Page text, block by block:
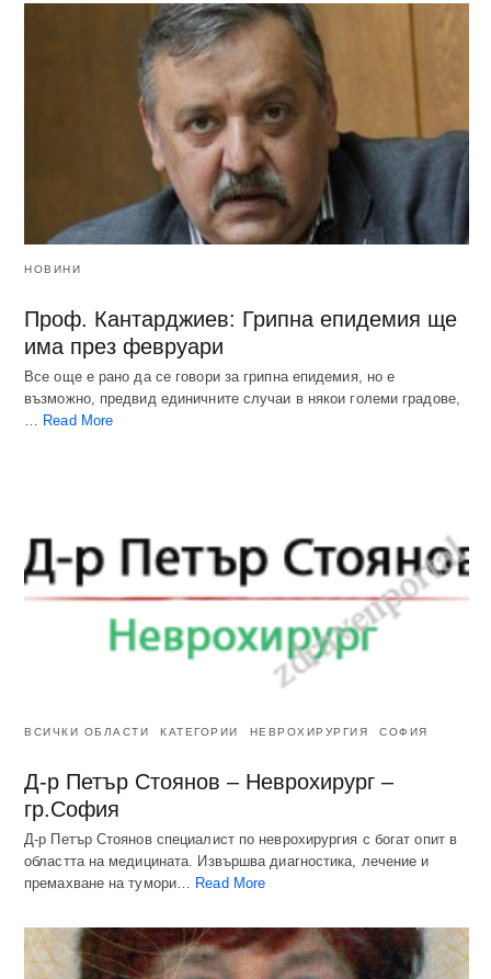
НОВИНИ
Проф. Кантарджиев: Грипна епидемия ще
има през февруари
Все още е рано да се говори за грипна епидемия, но е
възможно, предвид единичните случаи в някои големи градове,
… Read More
ВСИЧКИ ОБЛАСТИ КАТЕГОРИИ НЕВРОХИРУРГИЯ СОФИЯ
Д-р Петър Стоянов – Неврохирург –
гр.София
Д-р Петър Стоянов специалист по неврохирургия с богат опит в
областта на медицината. Извършва диагностика, лечение и
премахване на тумори…
Read More